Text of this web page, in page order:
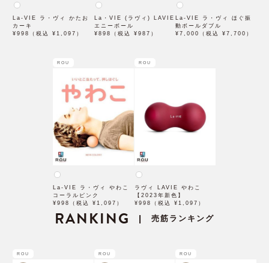
La-VIE ラ・ヴィ かたお
カーキ
¥998（税込 ¥1,097）
La・VIE (ラヴィ) LAVIE
エニーボール
¥898（税込 ¥987）
La-VIE ラ・ヴィ ほぐ振
動ボールダブル
¥7,000（税込 ¥7,700）
ROU
La-VIE ラ・ヴィ やわこ
コーラルピンク
¥998（税込 ¥1,097）
ROU
ラヴィ LAVIE やわこ
【2023年新色】
¥998（税込 ¥1,097）
RANKING | 売筋ランキング
ROU ROU ROU